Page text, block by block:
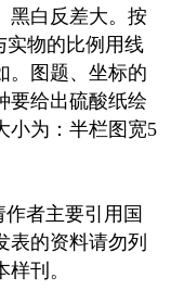
黑白反差大。按
实物的比例用线
。图题、坐标的
要给出硫酸纸绘
小为：半栏图宽5
者主要引用国
表的资料请勿列
刊。